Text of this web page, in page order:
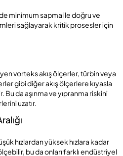
minimum sapma ile doğru ve
sağlayarak kritik prosesler için
vorteks akış ölçerler, türbin veya
gibi diğer akış ölçerlere kıyasla
Bu da aşınma ve yıpranma riskini
uzatır.
hızlardan yüksek hızlara kadar
bu da onları farklı endüstriyel